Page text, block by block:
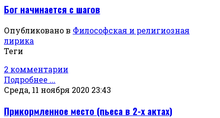
Бог начинается с шагов
Опубликовано в Философская и религиозная
лирика
Теги
2 комментарии
Подробнее ...
Среда, 11 ноября 2020 23:43
Прикормленное место (пьеса в 2-х актах)